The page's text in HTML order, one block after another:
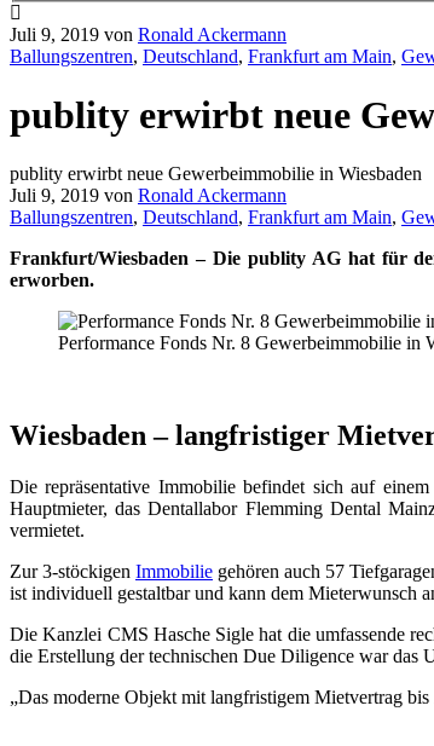
Juli 9, 2019 von Ronald Ackermann
Ballungszentren, Deutschland, Frankfurt am Main,
publity erwirbt neue
publity erwirbt neue Gewerbeimmobilie in Wiesbaden
Juli 9, 2019 von Ronald Ackermann
Ballungszentren, Deutschland, Frankfurt am Main,
Frankfurt/Wiesbaden – Die publity AG hat für
erworben.
Performance Fonds Nr. 8 Gewerbeimmobilie in
Wiesbaden – langfristiger
Die repräsentative Immobilie befindet sich auf
Hauptmieter, das Dentallabor Flemming Dental
vermietet.
Zur 3-stöckigen Immobilie gehören auch 57
ist individuell gestaltbar und kann dem Mieterwunsch
Die Kanzlei CMS Hasche Sigle hat die umfassende
die Erstellung der technischen Due Diligence war das
„Das moderne Objekt mit langfristigem Mietvertrag